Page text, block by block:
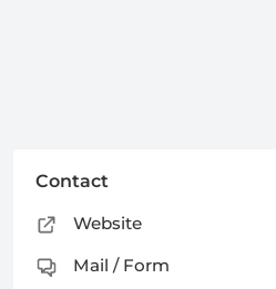
Contact
Website
Mail / Form